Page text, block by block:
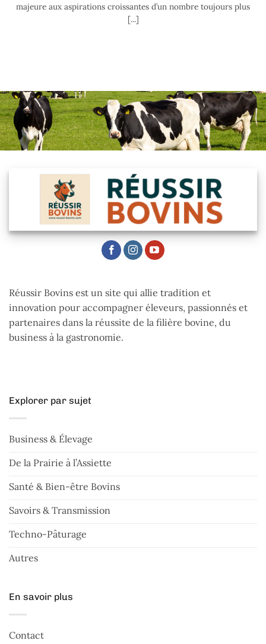
majeure aux aspirations croissantes d’un nombre toujours plus
[...]
Réussir Bovins est un site qui allie tradition et
innovation pour accompagner éleveurs, passionnés et
partenaires dans la réussite de la filière bovine, du
business à la gastronomie.
Explorer par sujet
Business & Élevage
De la Prairie à l’Assiette
Santé & Bien-être Bovins
Savoirs & Transmission
Techno-Pâturage
Autres
En savoir plus
Contact